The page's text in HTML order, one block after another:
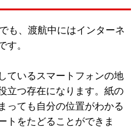
も、渡航中にはインターネ
す。
ているスマートフォンの地
立つ存在になります。紙の
っても自分の位置がわかる
トをたどることができま